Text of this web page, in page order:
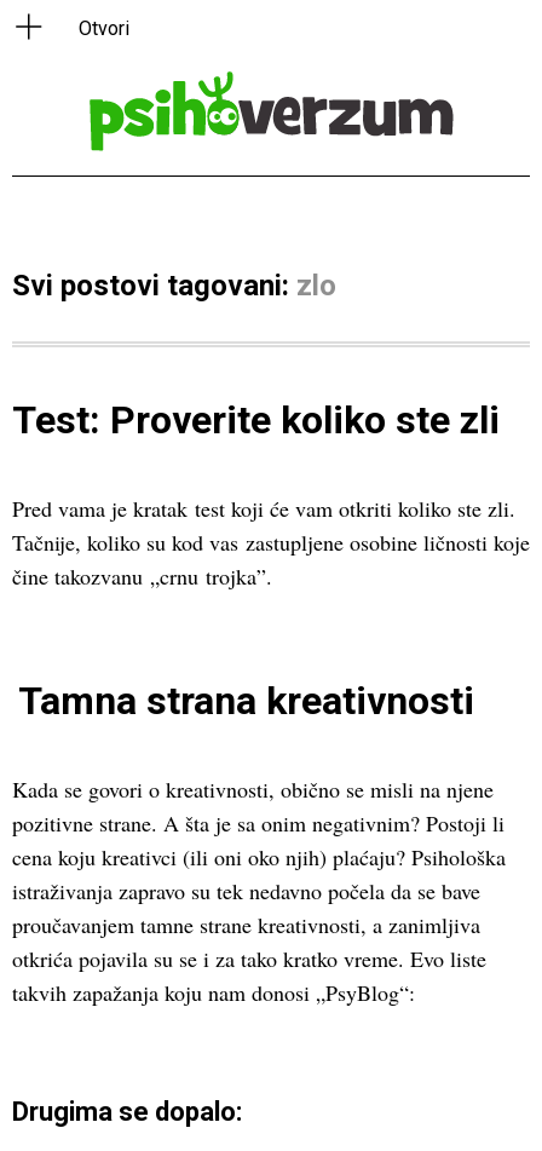
Svi postovi tagovani: zlo
Test: Proverite koliko ste zli
Pred vama je kratak test koji će vam otkriti koliko ste zli.
Tačnije, koliko su kod vas zastupljene osobine ličnosti koje
čine takozvanu „crnu trojka”.
Tamna strana kreativnosti
Kada se govori o kreativnosti, obično se misli na njene
pozitivne strane. A šta je sa onim negativnim? Postoji li
cena koju kreativci (ili oni oko njih) plaćaju? Psihološka
istraživanja zapravo su tek nedavno počela da se bave
proučavanjem tamne strane kreativnosti, a zanimljiva
otkrića pojavila su se i za tako kratko vreme. Evo liste
takvih zapažanja koju nam donosi „PsyBlog“:
Drugima se dopalo: